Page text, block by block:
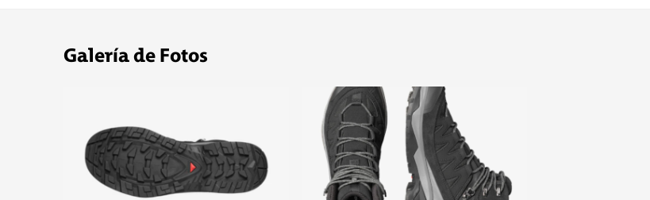
Galería de Fotos